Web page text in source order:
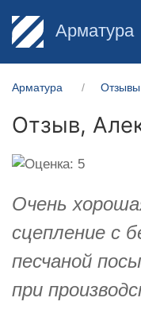
Арматура
Арматура Отзывы
Отзыв,
Очень
сцепление с
песчаной
при